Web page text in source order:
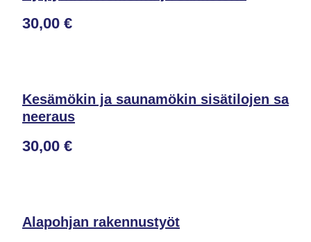
30,00 €
Kesämökin ja saunamökin sisätilojen sa
neeraus
30,00 €
Alapohjan rakennustyöt